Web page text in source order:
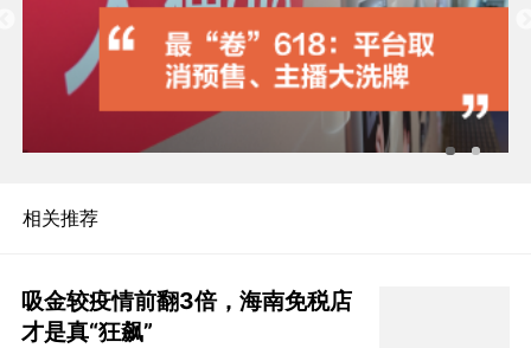
相关推荐
吸金较疫情前翻3倍，海南免税店
才是真“狂飙”